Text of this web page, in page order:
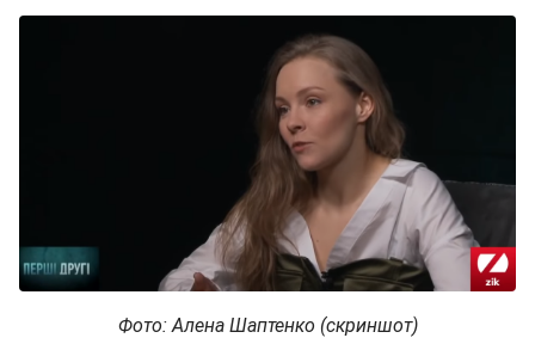
Фото: Алена Шаптенко (скриншот)